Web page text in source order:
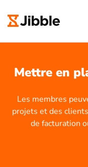
Mettre en
Les membres
projets et des
de facturation